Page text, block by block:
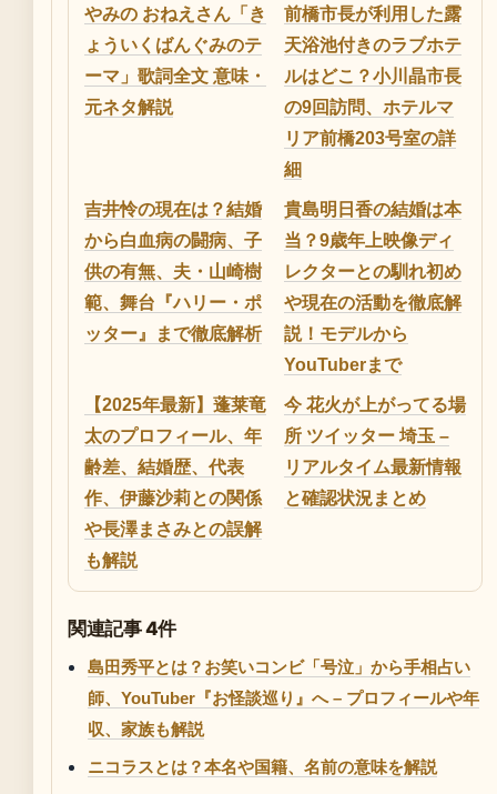
やみの おねえさん「き
ょういくばんぐみのテ
ーマ」歌詞全文 意味・
元ネタ解説
前橋市長が利用した露
天浴池付きのラブホテ
ルはどこ？小川晶市長
の9回訪問、ホテルマ
リア前橋203号室の詳
細
吉井怜の現在は？結婚
から白血病の闘病、子
供の有無、夫・山崎樹
範、舞台『ハリー・ポ
ッター』まで徹底解析
貴島明日香の結婚は本
当？9歳年上映像ディ
レクターとの馴れ初め
や現在の活動を徹底解
説！モデルから
YouTuberまで
【2025年最新】蓬莱竜
太のプロフィール、年
齢差、結婚歴、代表
作、伊藤沙莉との関係
や長澤まさみとの誤解
も解説
今 花火が上がってる場
所 ツイッター 埼玉 –
リアルタイム最新情報
と確認状況まとめ
関連記事 4件
島田秀平とは？お笑いコンビ「号泣」から手相占い
師、YouTuber『お怪談巡り』へ – プロフィールや年
収、家族も解説
ニコラスとは？本名や国籍、名前の意味を解説